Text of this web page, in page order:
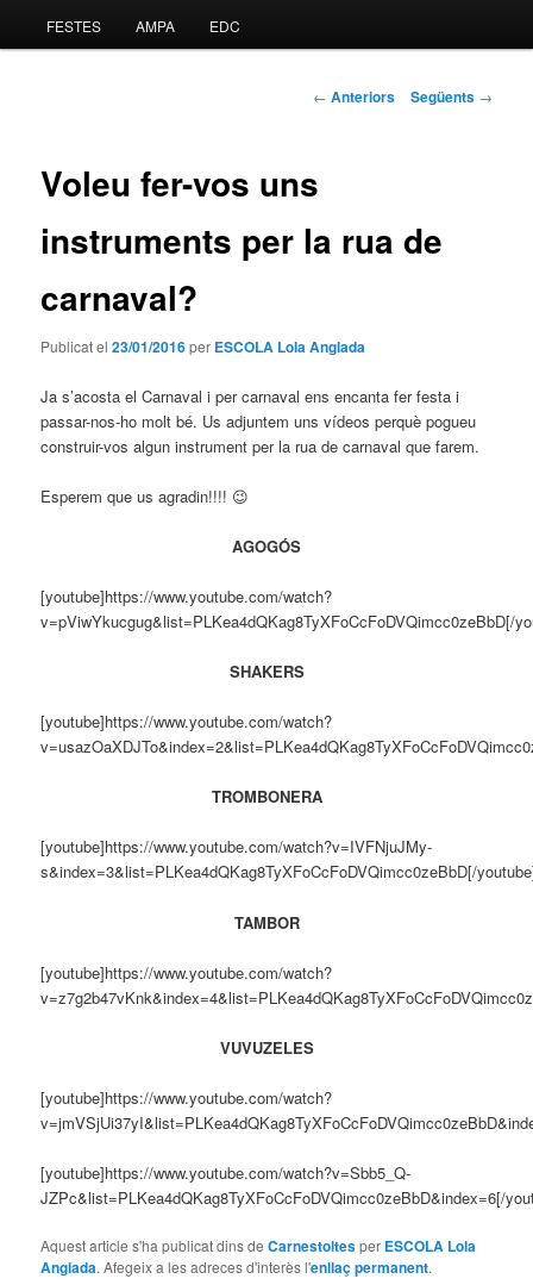
al
FESTES AMPA EDC
Navegació
← Anteriors Següents →
Voleu fer-vos uns
instruments per la rua de
carnaval?
Publicat el23/01/2016per ESCOLA Lola Anglada
Ja s’acosta el Carnaval i per carnaval ens encanta fer festa i
passar-nos-ho molt bé. Us adjuntem uns vídeos perquè pogueu
construir-vos algun instrument per la rua de carnaval que farem.
Esperem que us agradin!!!! 😉
AGOGÓS
[youtube]https://www.youtube.com/watch?
v=pViwYkucgug&list=PLKea4dQKag8TyXFoCcFoDVQimcc0zeBbD[/
SHAKERS
[youtube]https://www.youtube.com/watch?
TROMBONERA
[youtube]https://www.youtube.com/watch?v=IVFNjuJMy-
s&index=3&list=PLKea4dQKag8TyXFoCcFoDVQimcc0zeBbD[/
TAMBOR
[youtube]https://www.youtube.com/watch?
VUVUZELES
[youtube]https://www.youtube.com/watch?
[youtube]https://www.youtube.com/watch?v=Sbb5_Q-
JZPc&list=PLKea4dQKag8TyXFoCcFoDVQimcc0zeBbD&index=6[/
Aquest article s'ha publicat dins deCarnestoltesper ESCOLA Lola
Anglada. Afegeix a les adreces d'interès l'enllaç permanent.